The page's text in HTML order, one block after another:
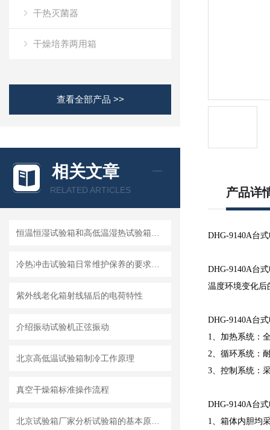
干热灭菌器
干燥培养两用箱
查看全部产品 >>
相关文章
RELATED ARTICLES
紫外线老化箱射线辐后的电荷特性
介绍振动试验机正弦振动
北京高低温试验箱制冷工作原理
真空干燥箱标准操作流程
产品详
DHG-9140A台
DHG-9140A台
温度环境变化后
DHG-9140A台
1、加热系统：
2、循环系统：
3、控制系统：
DHG-9140A台
1、箱体内胆均